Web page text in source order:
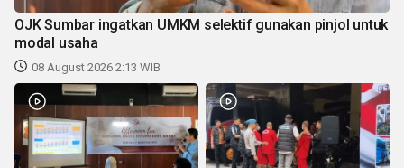
OJK Sumbar ingatkan UMKM selektif gunakan pinjol untuk
modal usaha
08 August 2026 2:13 WIB